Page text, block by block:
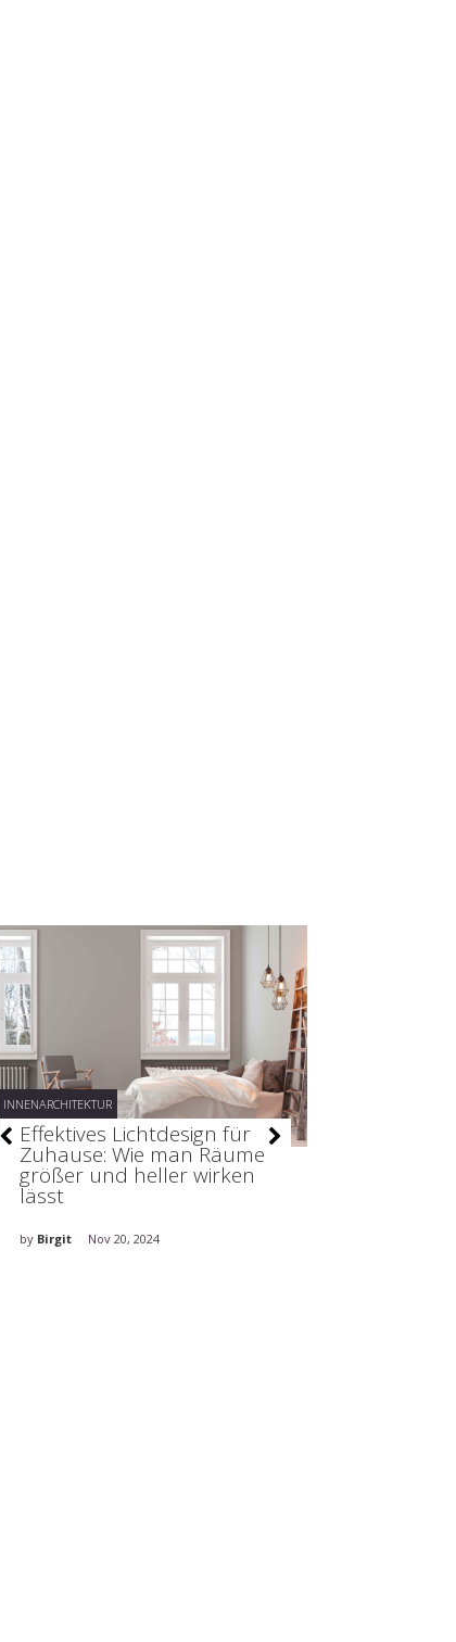
INNENARCHITEKTUR
Effektives Lichtdesign für
Zuhause: Wie man Räume
größer und heller wirken
lässt
by Birgit Nov 20, 2024